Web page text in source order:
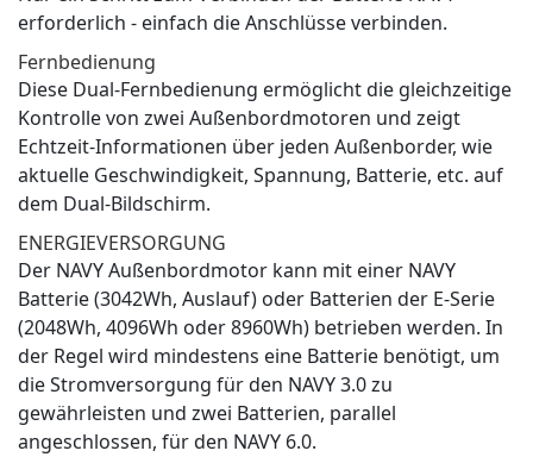
erforderlich - einfach die Anschlüsse verbinden.
Fernbedienung
Diese Dual-Fernbedienung ermöglicht die gleichzeitige
Kontrolle von zwei Außenbordmotoren und zeigt
Echtzeit-Informationen über jeden Außenborder, wie
aktuelle Geschwindigkeit, Spannung, Batterie, etc. auf
dem Dual-Bildschirm.
ENERGIEVERSORGUNG
Der NAVY Außenbordmotor kann mit einer NAVY
Batterie (3042Wh, Auslauf) oder Batterien der E-Serie
(2048Wh, 4096Wh oder 8960Wh) betrieben werden. In
der Regel wird mindestens eine Batterie benötigt, um
die Stromversorgung für den NAVY 3.0 zu
gewährleisten und zwei Batterien, parallel
angeschlossen, für den NAVY 6.0.